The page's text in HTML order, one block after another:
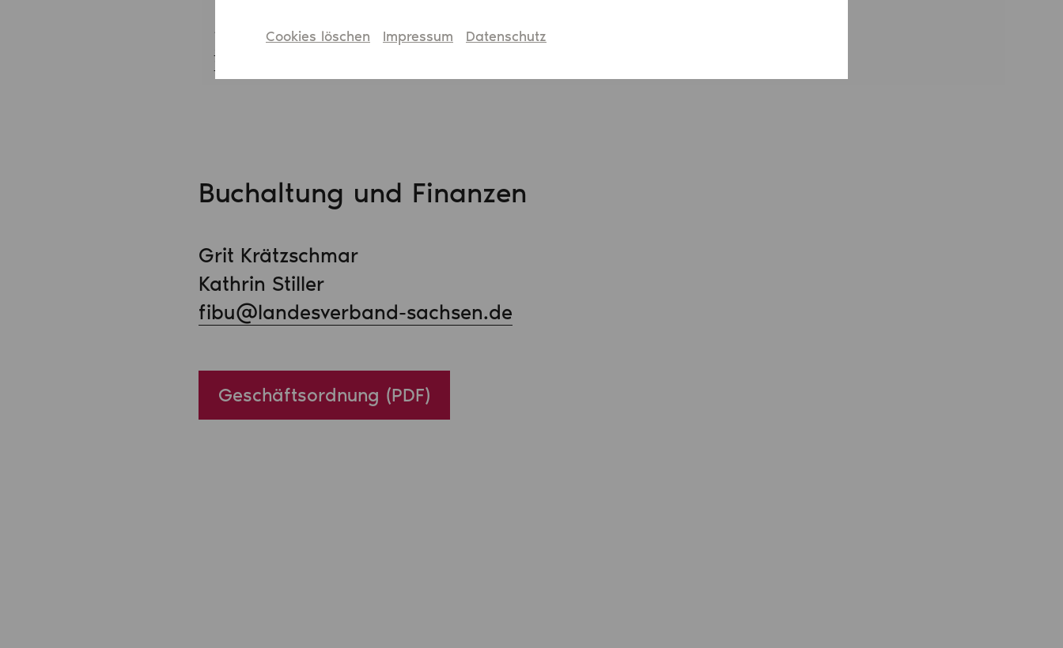
Cookies löschen Impressum Datenschutz
Meißner Straße 152, 01445 Radebeul
Buchaltung und Finanzen
Grit Krätzschmar
Kathrin Stiller
fibu@landesverband-sachsen.de
Geschäftsordnung (PDF)